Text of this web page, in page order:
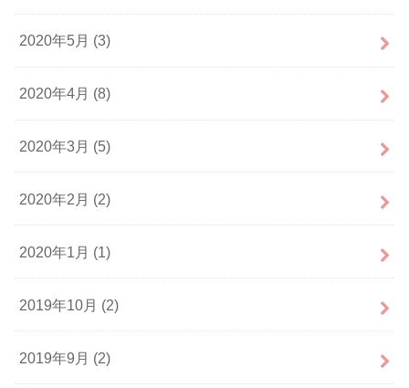
2020年5月 (3)
2020年4月 (8)
2020年3月 (5)
2020年2月 (2)
2020年1月 (1)
2019年10月 (2)
2019年9月 (2)